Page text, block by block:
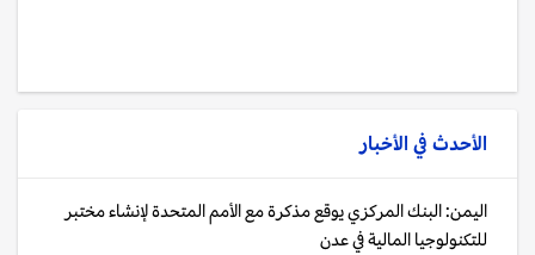
الأحدث في الأخبار
اليمن: البنك المركزي يوقع مذكرة مع الأمم المتحدة لإنشاء مختبر
للتكنولوجيا المالية في عدن